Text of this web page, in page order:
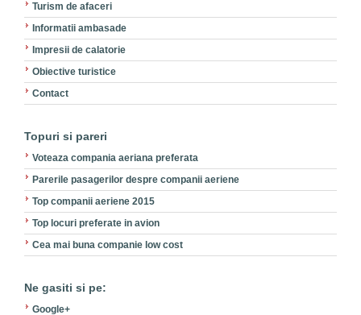
Turism de afaceri
Informatii ambasade
Impresii de calatorie
Obiective turistice
Contact
Topuri si pareri
Voteaza compania aeriana preferata
Parerile pasagerilor despre companii aeriene
Top companii aeriene 2015
Top locuri preferate in avion
Cea mai buna companie low cost
Ne gasiti si pe:
Google+